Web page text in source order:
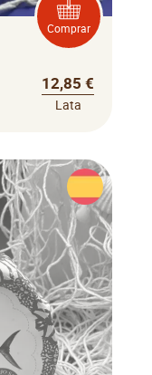
Comprar
12,85 €
Lata